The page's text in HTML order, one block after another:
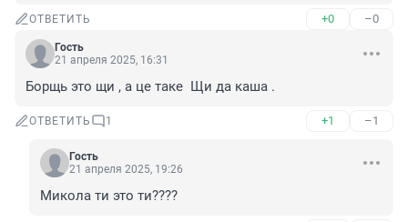
ОТВЕТИТЬ +0 –0
Гость
21 апреля 2025, 16:31
Борщь это щи , а це таке  Щи да каша .
ОТВЕТИТЬ 1 +1 –1
Гость
21 апреля 2025, 19:26
Микола ти это ти????